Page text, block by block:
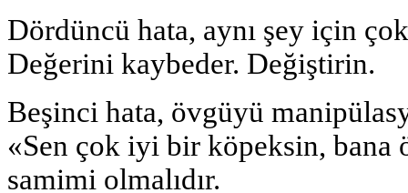
Dördüncü hata, aynı şey için
Değerini kaybeder. Değiştirin.
Beşinci hata, övgüyü
«Sen çok iyi bir köpeksin, bana
samimi olmalıdır.